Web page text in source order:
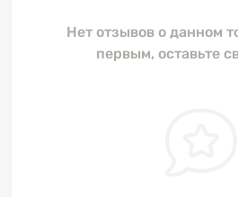
Нет отзывов о данном
первым, оставьте